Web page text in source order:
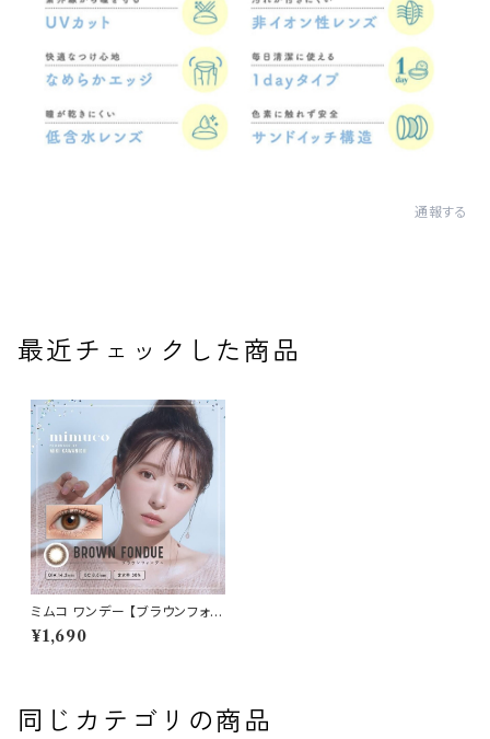
通報する
最近チェックした商品
ミムコ ワンデー 【ブラウンフォン
デュ】 1箱10枚 14.2mm 度なし
度あり かわにしみき カラコン
¥1,690
同じカテゴリの商品